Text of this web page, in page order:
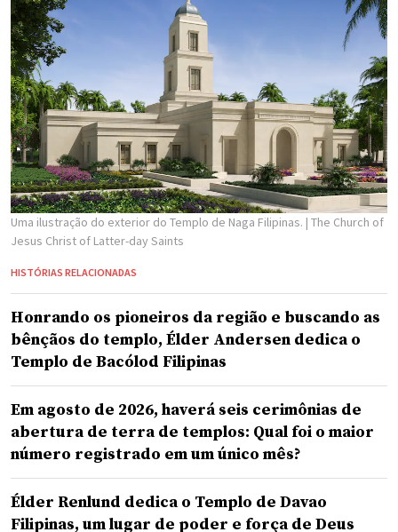
Uma ilustração do exterior do Templo de Naga Filipinas. | The Church of
Jesus Christ of Latter-day Saints
HISTÓRIAS RELACIONADAS
Honrando os pioneiros da região e buscando as
bênçãos do templo, Élder Andersen dedica o
Templo de Bacólod Filipinas
Em agosto de 2026, haverá seis cerimônias de
abertura de terra de templos: Qual foi o maior
número registrado em um único mês?
Élder Renlund dedica o Templo de Davao
Filipinas, um lugar de poder e força de Deus